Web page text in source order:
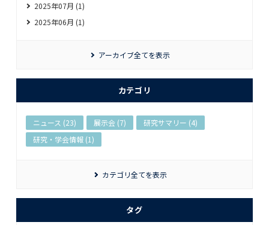
2025年07月 (1)
2025年06月 (1)
アーカイブ全てを表示
カテゴリ
ニュース (23) 展示会 (7)
研究サマリー (4)
研究・学会情報 (1)
カテゴリ全てを表示
タグ